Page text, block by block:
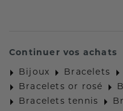
Continuer vos achats
Bijoux Bracelets
Bracelets or rosé
Bracelets tennis